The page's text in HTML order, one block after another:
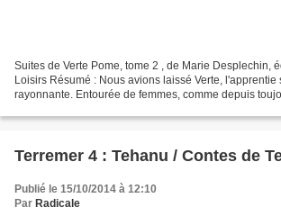
Suites de Verte Pome, tome 2 , de Marie Desplechin,
Loisirs Résumé : Nous avions laissé Verte,
rayonnante. Entourée de femmes, comme depuis
Terremer 4 : Tehanu / Contes de
Publié le 15/10/2014 à 12:10
Par Radicale